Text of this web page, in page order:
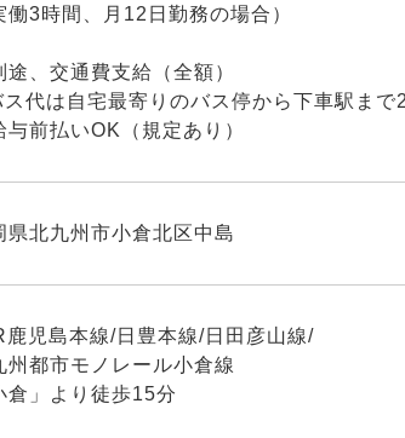
働3時間、月12日勤務の場合）
、交通費支給（全額）
代は自宅最寄りのバス停から下車駅まで
前払いOK（規定あり）
県北九州市小倉北区中島
鹿児島本線/日豊本線/日田彦山線/
州都市モノレール小倉線
倉」より徒歩15分